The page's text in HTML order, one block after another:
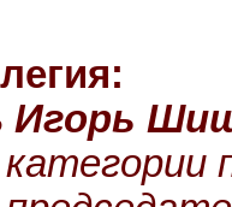
Игорь